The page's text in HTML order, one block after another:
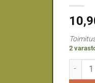
2